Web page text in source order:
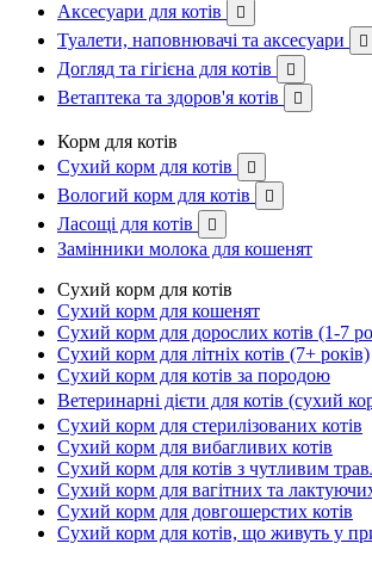
Аксесуари для котів 
Туалети, наповнювачі та аксесуари 
Догляд та гігієна для котів 
Ветаптека та здоров'я котів 
Корм для котів
Сухий корм для котів

Вологий корм для котів 
Ласощі для котів 
Замінники молока для кошенят
Сухий корм для котів
Сухий корм для кошенят
Сухий корм для дорослих котів (1-7
Сухий корм для літніх котів (7+ років)
Сухий корм для котів за породою
Ветеринарні дієти для котів (сухий
Сухий корм для стерилізованих котів
Сухий корм для вибагливих котів
Сухий корм для котів з чутливим
Сухий корм для вагітних та
Сухий корм для довгошерстих котів
Сухий корм для котів, що живуть у